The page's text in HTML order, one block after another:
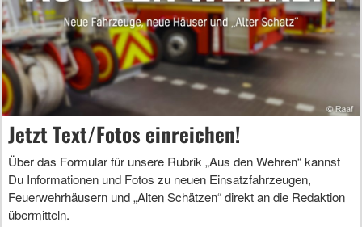
Jetzt Text/Fotos einreichen!
Über das Formular für unsere Rubrik „Aus den Wehren“ kannst
Du Informationen und Fotos zu neuen Einsatzfahrzeugen,
Feuerwehrhäusern und „Alten Schätzen“ direkt an die Redaktion
übermitteln.